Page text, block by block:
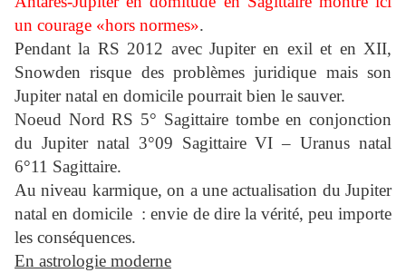
un courage «hors normes».
Pendant la RS 2012 avec Jupiter en exil et en XII,
Snowden risque des problèmes juridique mais son
Jupiter natal en domicile pourrait bien le sauver.
Noeud Nord RS 5° Sagittaire tombe en conjonction
du Jupiter natal 3°09 Sagittaire VI – Uranus natal
6°11 Sagittaire.
Au niveau karmique, on a une actualisation du Jupiter
natalen domicile : envie de dire la vérité, peu importe
les conséquences.
En astrologie moderne